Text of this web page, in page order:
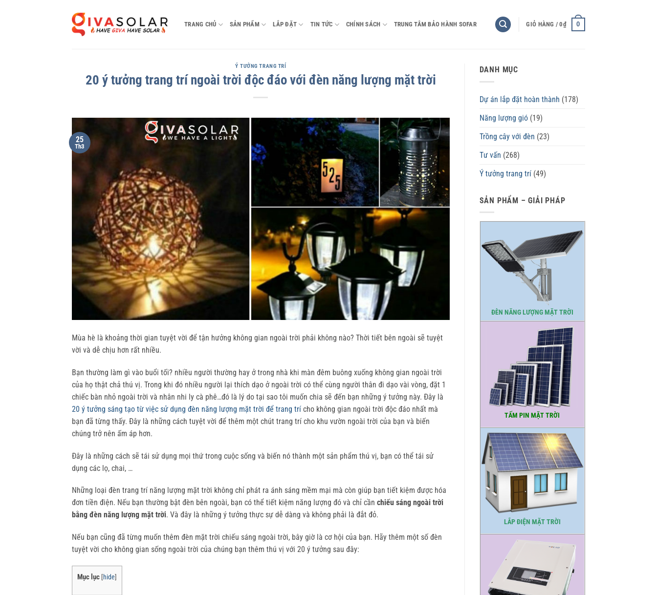
TRANG CHỦ SẢN PHẨM LẮP ĐẶT TIN TỨC CHÍNH SÁCH TRUNG TÂM BẢO HÀNH SOFAR GIỎ HÀNG /0₫ 0
Ý TƯỞNG TRANG TRÍ
20 ý tưởng trang trí ngoài trời độc đáo với đèn năng lượng mặt trời
25
Th3
Mùa hè là khoảng thời gian tuyệt vời để tận hưởng không gian ngoài trời phải không nào? Thời tiết bên ngoài sẽ tuyệt
vời và dễ chịu hơn rất nhiều.
Bạn thường làm gì vào buổi tối? nhiều người thường hay ở trong nhà khi màn đêm buông xuống không gian ngoài trời
của họ thật chả thú vị. Trong khi đó nhiều người lại thích dạo ở ngoài trời có thể cùng người thân đi dạo vài vòng, đặt 1
chiếc bàn nhỏ ngoài trời và nhân nhi ly cà phê…đó là lý do tại sao tôi muốn chia sẽ đến bạn những ý tưởng này. Đây là
20 ý tưởng sáng tạo từ việc sử dụng đèn năng lượng mặt trời để trang trí cho không gian ngoài trời độc đáo nhất mà
bạn đã từng thấy. Đây là những cách tuyệt vời để thêm một chút trang trí cho khu vườn ngoài trời của bạn và biến
chúng trở nên ấm áp hơn.
Đây là những cách sẽ tái sử dụng mọi thứ trong cuộc sống và biến nó thành một sản phẩm thú vị, bạn có thể tái sử
dụng các lọ, chai, …
Những loại đèn trang trí năng lượng mặt trời không chỉ phát ra ánh sáng mềm mại mà còn giúp bạn tiết kiệm được hóa
đơn tiền điện. Nếu bạn thường bật đèn bên ngoài, bạn có thể tiết kiệm năng lượng đó và chỉ cần chiếu sáng ngoài trời
bằng đèn năng lượng mặt trời. Và đây là những ý tưởng thực sự dễ dàng và không phải là đắt đỏ.
Nếu bạn cũng đã từng muốn thêm đèn mặt trời chiếu sáng ngoài trời, bây giờ là cơ hội của bạn. Hãy thêm một số đèn
tuyệt vời cho không gian sống ngoài trời của chúng bạn thêm thú vị với 20 ý tưởng sau đây:
Mục lục [hide]
DANH MỤC
Dự án lắp đặt hoàn thành (178)
Năng lượng gió(19)
Trồng cây với đèn (23)
Tư vấn (268)
Ý tưởng trang trí(49)
SẢN PHẨM – GIẢI PHÁP
ĐÈN NĂNG LƯỢNG MẶT TRỜI
TẤM PIN MẶT TRỜI
LẮP ĐIỆN MẶT TRỜI